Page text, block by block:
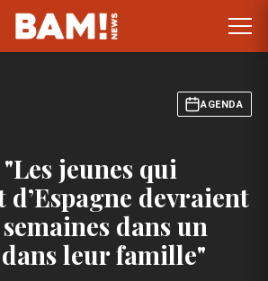
AGENDA
jeunes qui
devraient
dans un
leur famille"